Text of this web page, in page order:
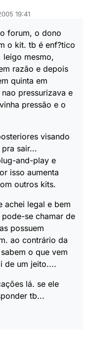
19:41
forum, o dono
o kit. tb é enf?tico
leigo mesmo,
razão e depois
quinta em
pressurizava e
pressão e o
visando
sair...
and-play e
isso aumenta
outros kits.
achei legal e bem
se chamar de
possuem
ao contrário da
o que vem
de um jeito....
lá. se ele
tb...